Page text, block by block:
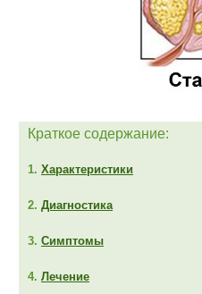
Краткое содержание:
1. Характеристики
2. Диагностика
3. Симптомы
4. Лечение